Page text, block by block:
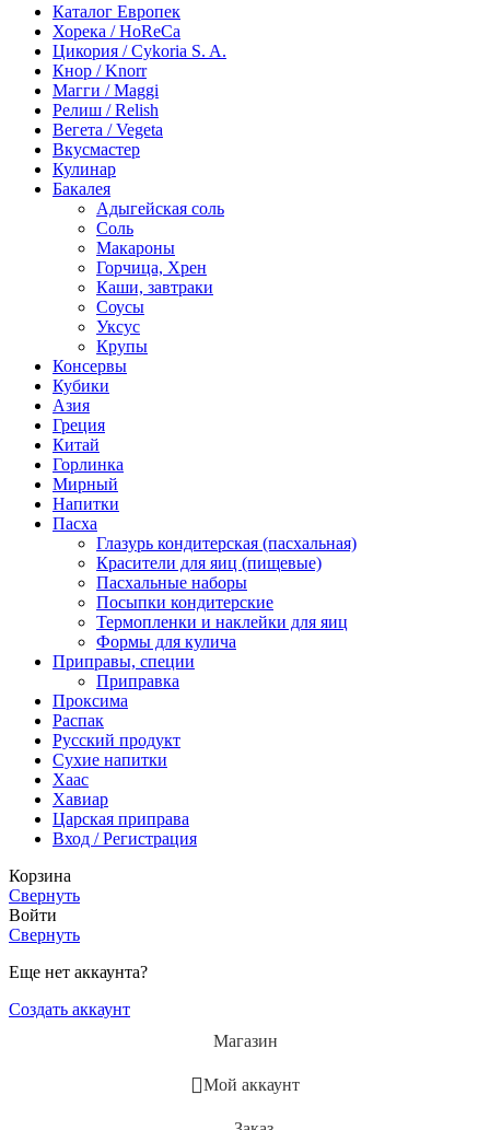
Каталог Европек
Хорека / HoReCa
Цикория / Cykoria S. A.
Кнор / Knorr
Магги / Maggi
Релиш / Relish
Вегета / Vegeta
Вкусмастер
Кулинар
Бакалея
Адыгейская соль
Соль
Макароны
Горчица, Хрен
Каши, завтраки
Соусы
Уксус
Крупы
Консервы
Кубики
Азия
Греция
Китай
Горлинка
Мирный
Напитки
Пасха
Глазурь кондитерская (пасхальная)
Красители для яиц (пищевые)
Пасхальные наборы
Посыпки кондитерские
Термопленки и наклейки для яиц
Формы для кулича
Приправы, специи
Приправка
Проксима
Распак
Русский продукт
Сухие напитки
Хаас
Хавиар
Царская приправа
Вход / Регистрация
Корзина
Свернуть
Войти
Свернуть
Еще нет аккаунта?
Создать аккаунт
Магазин
Мой аккаунт